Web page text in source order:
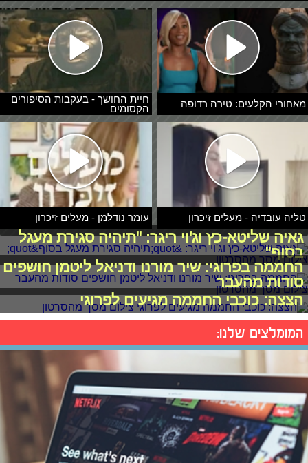
מאחורי הקלעים: טירה רדופה
חיית החושך - בעקבות הסיפורים
הקסומים
טליה עובדיה - מעלים זיכרון עומר נודלמן - מעלים זיכרון
גאיה שליטא-כץ וג'וי ריגר: "תיהיה סגירת מעגל
בסוף"
החממה בפרוגי: שיר מורנו ודניאל ליטמן חושפים
סודות מהעבר
הצצה: כוכבי החממה מגיעים לפרוגי
המומלצים שלנו: